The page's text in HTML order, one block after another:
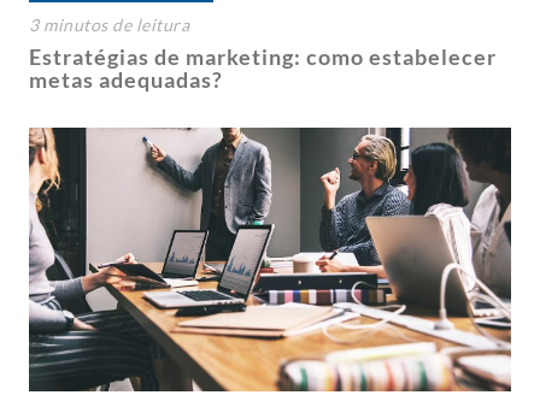
3 minutosde leitura
Estratégias de marketing: como estabelecer
metas adequadas?